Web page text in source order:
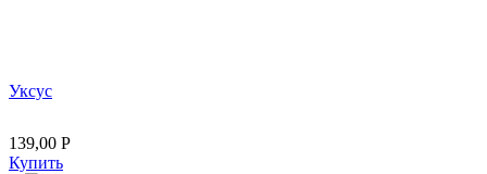
Уксус
139,00 Р
Купить